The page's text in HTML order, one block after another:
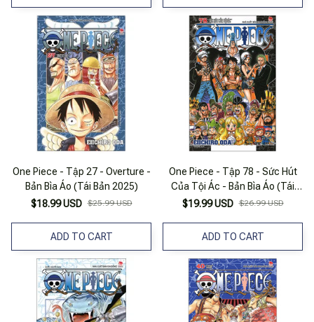
One Piece - Tập 27 - Overture -
Bản Bìa Áo (Tái Bản 2025)
$18.99 USD $25.99 USD
ADD TO CART
One Piece - Tập 78 - Sức Hút
Của Tội Ác - Bản Bìa Áo (Tái
Bản 2023)
$19.99 USD $26.99 USD
ADD TO CART